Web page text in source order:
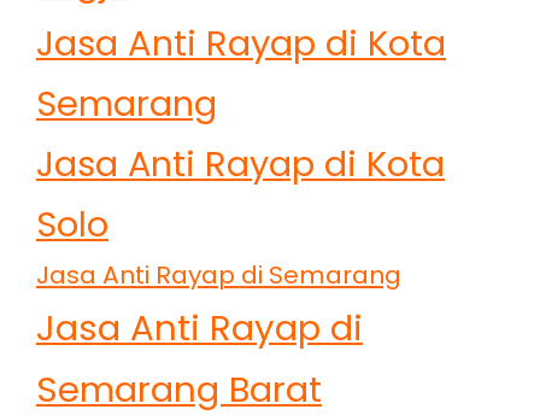
Jasa Anti Rayap di Kota
Semarang
Jasa Anti Rayap di Kota
Solo
Jasa Anti Rayap di Semarang
Jasa Anti Rayap di
Semarang Barat